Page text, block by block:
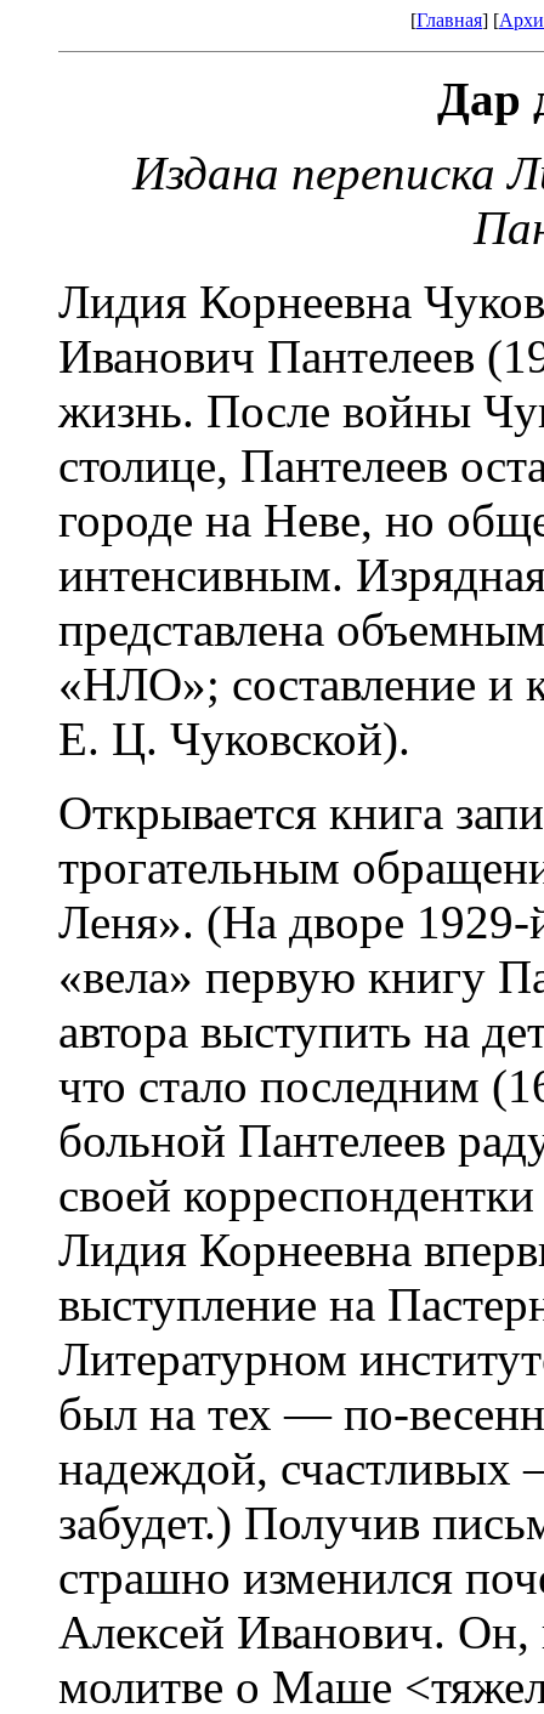
[Главная] [
Дар
Издана переписка
Лидия Корнеевна
Иванович Пантелеев
жизнь. После войны
столице, Пантелеев
городе на Неве, но
интенсивным.
представлена
«НЛО»; составление и
Е. Ц. Чуковской).
Открывается книга
трогательным
Леня». (На дворе 1929-
«вела» первую книгу
автора выступить на
что стало последним
больной Пантелеев
своей
Лидия Корнеевна
выступление на
Литературном
был на тех — по-
надеждой, счастливых
забудет.) Получив
страшно изменился
Алексей Иванович. Он,
молитве о Маше